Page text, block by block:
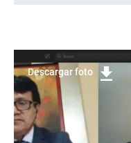
Descargar foto